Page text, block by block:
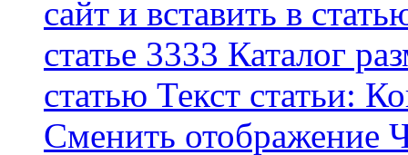
сайт и вставить в
статье 3333 Каталог
статью Текст статьи:
Cменить отображение